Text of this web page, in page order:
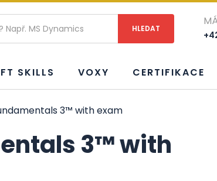
SKILLS VOXY CERTIFIKACE
3™ with exam
3™ with